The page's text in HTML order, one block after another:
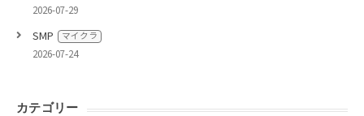
2026-07-29
SMP マイクラ
2026-07-24
カテゴリー